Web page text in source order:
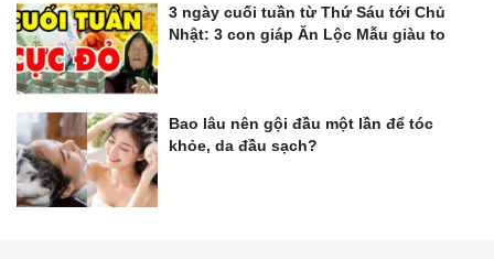
3 ngày cuối tuần từ Thứ Sáu tới Chủ
Nhật: 3 con giáp Ăn Lộc Mẫu giàu to
Bao lâu nên gội đầu một lần để tóc
khỏe, da đầu sạch?